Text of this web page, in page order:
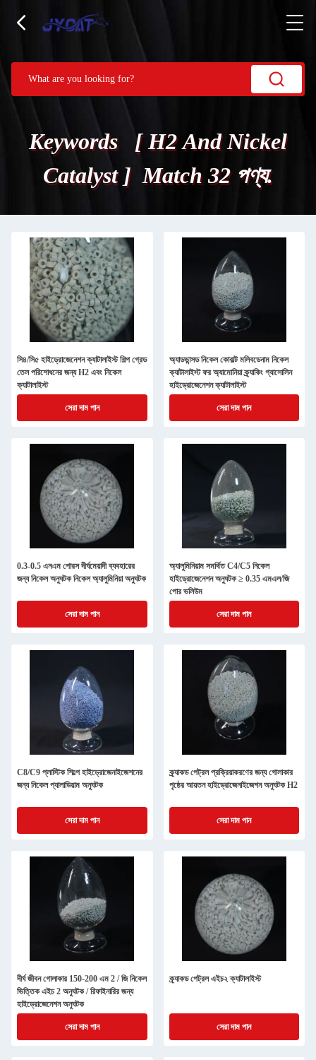
Keywords [ H2 And Nickel
Catalyst ] Match 32 পণ্য.
সি৪/সি৫ হাইড্রোজেনেশন ক্যাটালাইস্ট শিল্প গ্রেড
তেল পরিশোধনের জন্য H2 এবং নিকেল
ক্যাটালাইস্ট
সেরা দাম পান
অ্যাডভান্সড নিকেল কোবাল্ট মলিবডেনাম নিকেল
ক্যাটালাইস্ট ফর অ্যামোনিয়া ক্র্যাকিং গ্যাসোলিন
হাইড্রোজেনেশন ক্যাটালাইস্ট
সেরা দাম পান
0.3-0.5 এনএম পোরস দীর্ঘমেয়াদী ব্যবহারের
জন্য নিকেল অনুঘটক নিকেল অ্যালুমিনিয়া অনুঘটক
সেরা দাম পান
অ্যালুমিনিয়াম সমর্থিত C4/C5 নিকেল
হাইড্রোজেনেশন অনুঘটক ≥ 0.35 এমএল/জি
পোর ভলিউম
সেরা দাম পান
C8/C9 প্লাস্টিক শিল্পে হাইড্রোজেনাইজেশনের
জন্য নিকেল প্যালাডিয়াম অনুঘটক
সেরা দাম পান
ক্র্যাকড পেট্রল প্রক্রিয়াকরণের জন্য গোলাকার
পৃষ্ঠের আয়তন হাইড্রোজেনাইজেশন অনুঘটক H2
সেরা দাম পান
দীর্ঘ জীবন গোলাকার 150-200 এম 2 / জি নিকেল
ভিত্তিক এইচ 2 অনুঘটক / রিফাইনারির জন্য
হাইড্রোজেনেশন অনুঘটক
সেরা দাম পান
ক্র্যাকড পেট্রল এইচ২ ক্যাটালাইস্ট
সেরা দাম পান